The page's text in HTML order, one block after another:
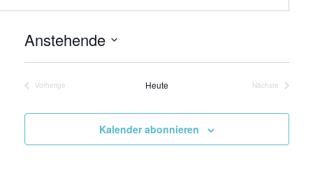
Anstehende
Vorherige
Heute
Nächste
Kalender abonnieren